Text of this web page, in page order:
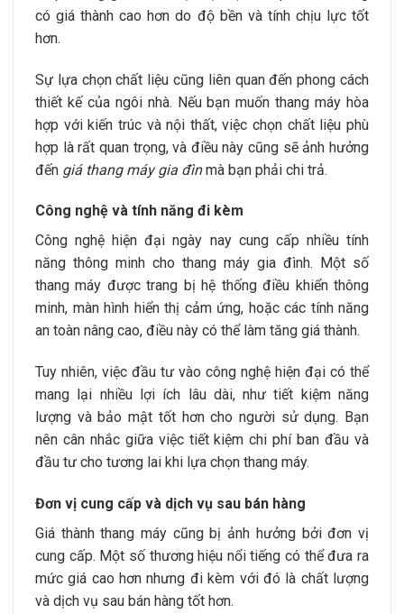
có giá thành cao hơn do độ bền và tính chịu lực tốt
hơn.
Sự lựa chọn chất liệu cũng liên quan đến phong cách
thiết kế của ngôi nhà. Nếu bạn muốn thang máy hòa
hợp với kiến trúc và nội thất, việc chọn chất liệu phù
hợp là rất quan trọng, và điều này cũng sẽ ảnh hưởng
đến giá thang máy gia đìnmà bạn phải chi trả.
Công nghệ và tính năng đi kèm
Công nghệ hiện đại ngày nay cung cấp nhiều tính
năng thông minh cho thang máy gia đình. Một số
thang máy được trang bị hệ thống điều khiển thông
minh, màn hình hiển thị cảm ứng, hoặc các tính năng
an toàn nâng cao, điều này có thể làm tăng giá thành.
Tuy nhiên, việc đầu tư vào công nghệ hiện đại có thể
mang lại nhiều lợi ích lâu dài, như tiết kiệm năng
lượng và bảo mật tốt hơn cho người sử dụng. Bạn
nên cân nhắc giữa việc tiết kiệm chi phí ban đầu và
đầu tư cho tương lai khi lựa chọn thang máy.
Đơn vị cung cấp và dịch vụ sau bán hàng
Giá thành thang máy cũng bị ảnh hưởng bởi đơn vị
cung cấp. Một số thương hiệu nổi tiếng có thể đưa ra
mức giá cao hơn nhưng đi kèm với đó là chất lượng
và dịch vụ sau bán hàng tốt hơn.